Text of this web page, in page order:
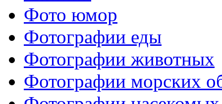
Фото юмор
Фотографии еды
Фотографии животных
Фотографии морских